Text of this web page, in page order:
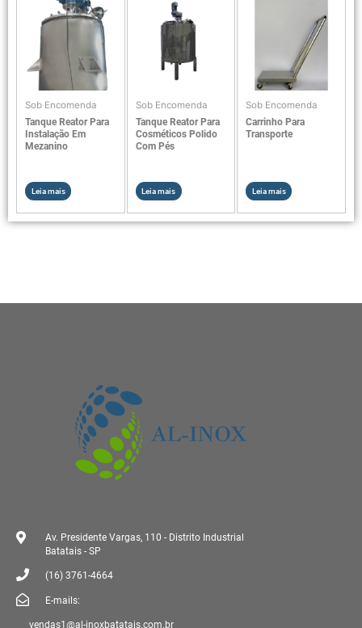
Sob Encomenda
Tanque Reator Para
Instalação Em
Mezanino
Leia mais
Sob Encomenda
Tanque Reator Para
Cosméticos Polido
Com Pés
Leia mais
Sob Encomenda
Carrinho Para
Transporte
Leia mais
Av. Presidente Vargas, 110 - Distrito Industrial
Batatais - SP
(16) 3761-4664
E-mails:
vendas1@al-inoxbatatais.com.br